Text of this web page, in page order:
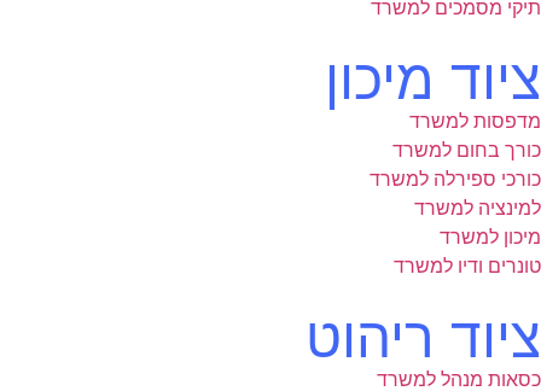
תיקי מסמכים למשרד
ציוד מיכון
מדפסות למשרד
כורך בחום למשרד
כורכי ספירלה למשרד
למינציה למשרד
מיכון למשרד
טונרים ודיו למשרד
ציוד ריהוט
כסאות מנהל למשרד